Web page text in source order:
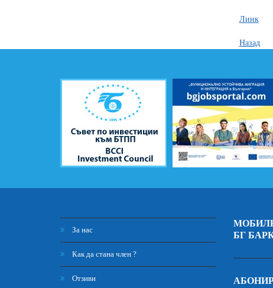
Линк
Назад
За нас
Как да стана член ?
Отзиви
БГ